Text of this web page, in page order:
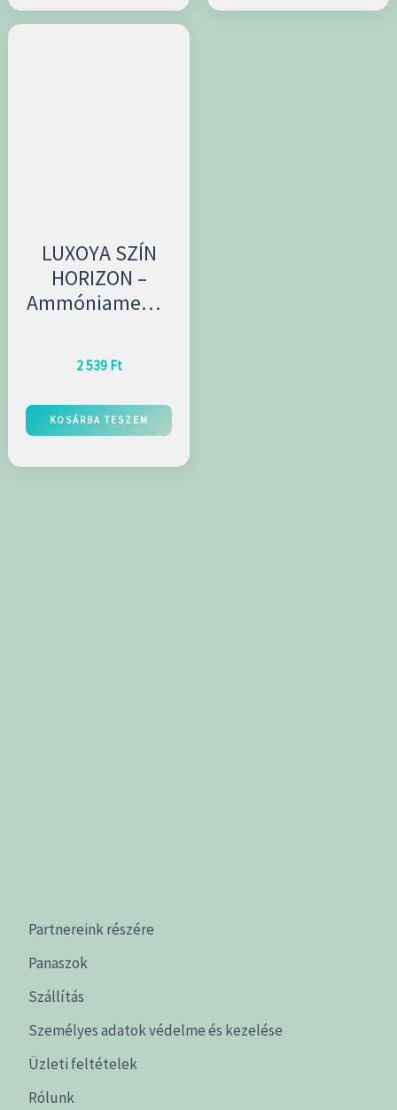
LUXOYA SZÍN
HORIZON –
Ammóniamente
2 539 Ft
KOSÁRBA TESZEM
Partnereink részére
Panaszok
Szállítás
Személyes adatok védelme és kezelése
Üzleti feltételek
Rólunk